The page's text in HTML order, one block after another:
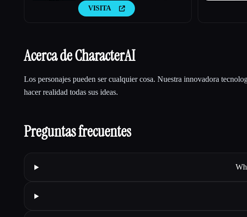
rol de IA
VISITA
Acerca de CharacterAI
Los personajes pueden ser cualquier cosa. Nuestra innovadora
hacer realidad todas sus ideas.
Preguntas frecuentes